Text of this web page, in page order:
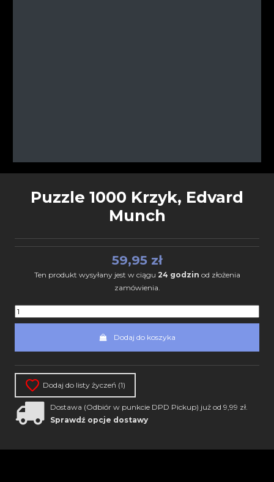
Puzzle 1000 Krzyk, Edvard
Munch
59,95 zł
Ten produkt wysyłany jest w ciągu 24 godzin od złożenia
zamówienia.
Dodaj do koszyka
Dodaj do listy życzeń (1)
Dostawa (Odbiór w punkcie DPD Pickup) już od 9,99 zł.
Sprawdź opcje dostawy